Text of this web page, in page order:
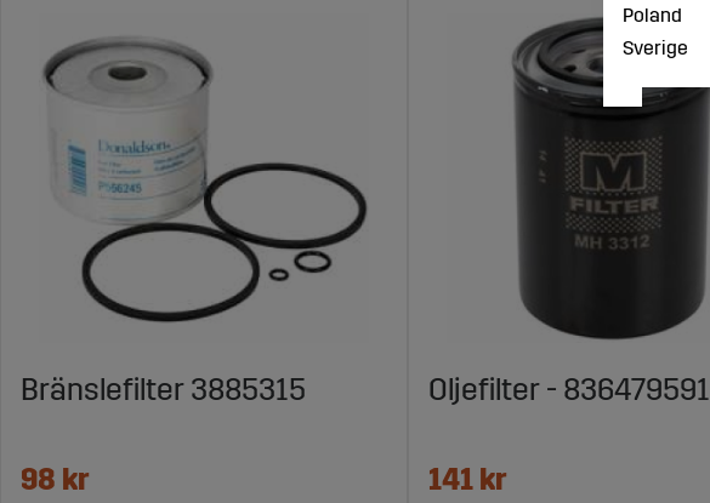
Bränslefilter 3885315
98 kr
Oljefilter - 836479591
141 kr
Poland
Sverige